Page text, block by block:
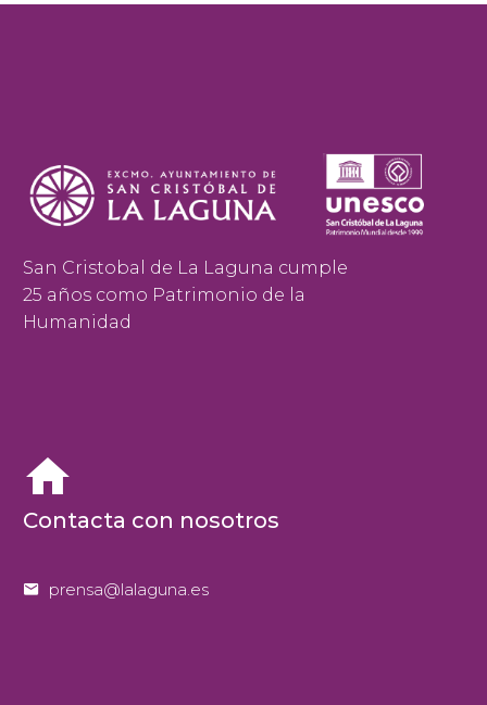
San Cristobal de La Laguna cumple
25 años como Patrimonio de la
Humanidad


Contacta con nosotros

 prensa@lalaguna.es